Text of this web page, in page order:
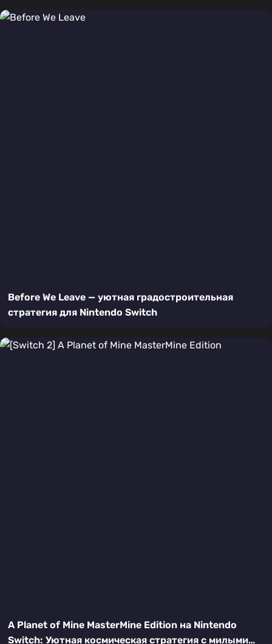
Before We Leave — уютная градостроительная
стратегия для Nintendo Switch
A Planet of Mine MasterMine Edition на Nintendo
Switch: Уютная космическая стратегия с милыми